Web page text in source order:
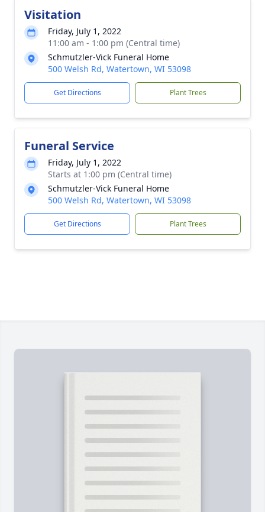
Visitation
Friday, July 1, 2022
11:00 am - 1:00 pm (Central time)
Schmutzler-Vick Funeral Home
500 Welsh Rd, Watertown, WI 53098
Get Directions Plant Trees
Funeral Service
Friday, July 1, 2022
Starts at 1:00 pm (Central time)
Schmutzler-Vick Funeral Home
500 Welsh Rd, Watertown, WI 53098
Get Directions Plant Trees